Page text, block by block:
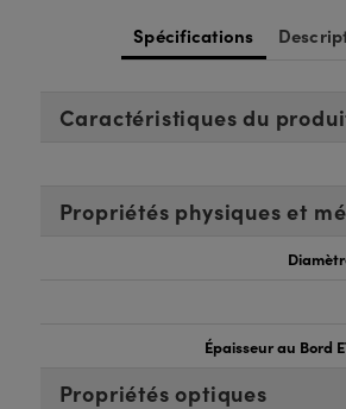
Spécifications
Caractéristiques du
Propriétés physiques et
Épaisseur au Bord
Propriétés optiques